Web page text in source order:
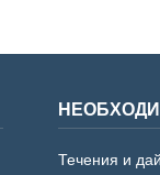
Течения и